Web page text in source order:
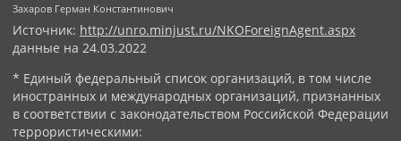
Захаров Герман Константинович
Источник: http://unro.minjust.ru/NKOForeignAgent.aspx
данные на 24.03.2022
* Единый федеральный список организаций, в том числе
иностранных и международных организаций, признанных
в соответствии с законодательством Российской Федерации
террористическими: